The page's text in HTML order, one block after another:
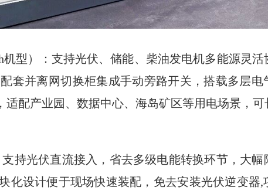
型）：支持光伏、储能、柴油发电机多能源灵
套并离网切换柜集成手动旁路开关，搭载多层电
配产业园、数据中心、海岛矿区等用电场景，
持光伏直流接入，省去多级电能转换环节，大幅
化设计便于现场快速装配，免去安装光伏逆变器,